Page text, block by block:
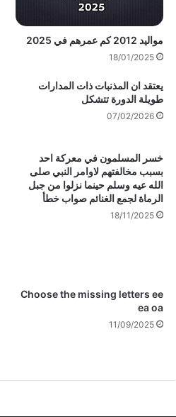
مواليد 2012 كم عمرهم في 2025
18/01/2025
يعتقد ان المذنبات ذات المدارات
طويلة الدورة تتشكل
07/02/2026
خسر المسلمون في معركة احد
بسبب مخالفتهم لاوامر النبي صلى
الله عيه وسلم حينما نزلوا من جبل
الرماة لجمع الغنائم صواب خطأ
18/11/2025
Choose the missing letters ee
ea oa
11/09/2025